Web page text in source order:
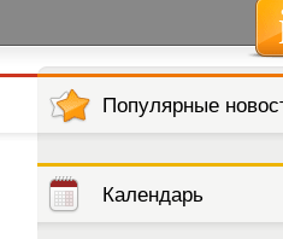
Популярные
Календарь